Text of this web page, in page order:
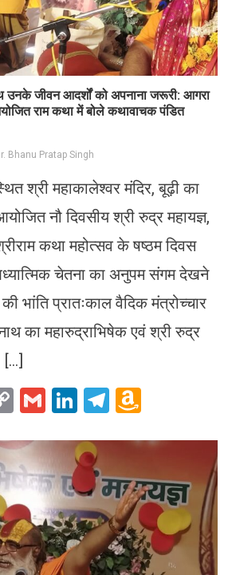
उनके जीवन आदर्शों को अपनाना जरूरी: आगरा
राम कथा में बोले कथावाचक पंडित
Bhanu Pratap Singh
श्री महाकालेश्वर मंदिर, बूढ़ी का
नौ दिवसीय श्री रुद्र महायज्ञ,
कथा महोत्सव के षष्ठम दिवस
चेतना का अनुपम संगम देखने
भांति प्रातःकाल वैदिक मंत्रोच्चार
का महारुद्राभिषेक एवं श्री रुद्र
[…]
CopyGmailLinkedIn
Telegram
List